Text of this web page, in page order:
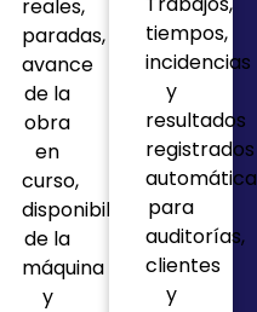
reales,
paradas,
avance
de la
obra
en
curso,
disponibilidad
de la
máquina
y
tiempos,
incidencias
y
resultados
registrados
para
auditorías,
clientes
y